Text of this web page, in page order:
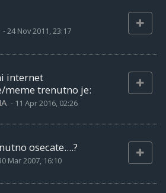
-24 Nov 2011, 23:17
internet
meme trenutno je:
- 11 Apr 2016, 02:26
osecate....?
Mar 2007, 16:10